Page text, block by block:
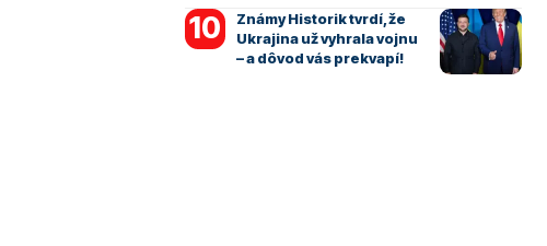
Známy Historik tvrdí, že
Ukrajina už vyhrala vojnu
– a dôvod vás prekvapí!